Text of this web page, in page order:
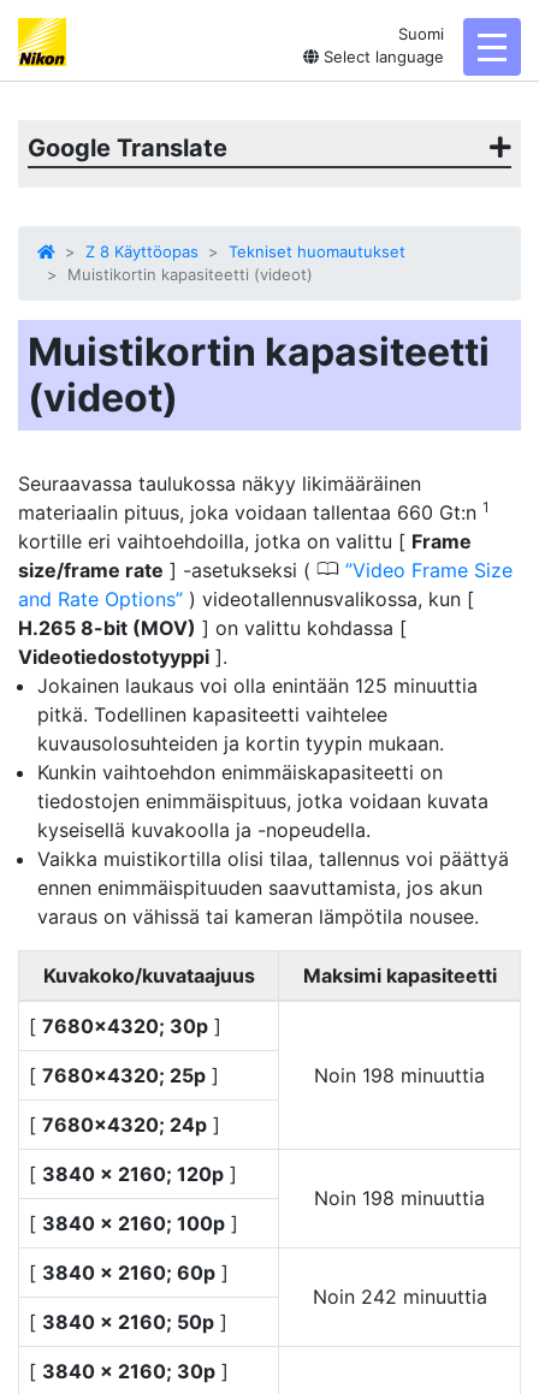
Suomi
Select language
Google Translate
Z 8 Käyttöopas
Tekniset huomautukset
Muistikortin kapasiteetti (videot)
Muistikortin kapasiteetti
(videot)
Seuraavassa taulukossa näkyy likimääräinen
materiaalin pituus, joka voidaan tallentaa 660 Gt:n 1
kortille eri vaihtoehdoilla, jotka on valittu [ Frame
size/frame rate ] -asetukseksi ( 0 Video Frame Size
and Rate Options ) videotallennusvalikossa, kun [
H.265 8-bit (MOV) ] on valittu kohdassa [
Videotiedostotyyppi ].
Jokainen laukaus voi olla enintään 125 minuuttia
pitkä. Todellinen kapasiteetti vaihtelee
kuvausolosuhteiden ja kortin tyypin mukaan.
Kunkin vaihtoehdon enimmäiskapasiteetti on
tiedostojen enimmäispituus, jotka voidaan kuvata
kyseisellä kuvakoolla ja -nopeudella.
Vaikka muistikortilla olisi tilaa, tallennus voi päättyä
ennen enimmäispituuden saavuttamista, jos akun
varaus on vähissä tai kameran lämpötila nousee.
Kuvakoko/kuvataajuus Maksimi kapasiteetti
[ 7680×4320; 30p ]
Noin 198 minuuttia
[ 7680×4320; 25p ]
[ 7680×4320; 24p ]
[ 3840 × 2160; 120p ]
Noin 198 minuuttia
[ 3840 × 2160; 100p ]
[ 3840 × 2160; 60p ]
Noin 242 minuuttia
[ 3840 × 2160; 50p ]
[ 3840 × 2160; 30p ]